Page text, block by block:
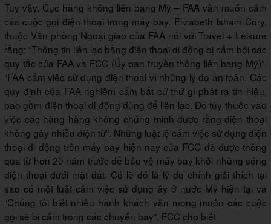
Tuy vậy, Cục hàng không liên bang Mỹ – FAA vẫn muốn cấm
các cuộc gọi điện thoại trong máy bay. Elizabeth Isham Cory,
thuộc Văn phòng Ngoại giao của FAA nói với Travel + Leisure
rằng: “Thông tin liên lạc bằng điện thoại di động bị cấm bởi các
quy tắc của FAA và FCC (Ủy ban truyền thông liên bang Mỹ)”.
“FAA cấm việc sử dụng điện thoại vì những lý do an toàn. Các
quy định của FAA nghiêm cấm bất cứ thứ gì phát ra tín hiệu,
bao gồm điện thoại di động dùng để liên lạc. Đó tùy thuộc vào
việc các hãng hàng không chứng minh được rằng điện thoại
không gây nhiễu điện từ”. Những luật lệ cấm việc sử dụng điện
thoại di động trên máy bay hiện nay của FCC đã được thông
qua từ hơn 20 năm trước để bảo vệ máy bay khỏi những sóng
điện thoại dưới mặt đất. Có lẽ đó là lý do chính giải thích tại
sao có một luật cấm việc sử dụng ấy ở nước Mỹ hiện tại và
“Chúng tôi biết nhiều hành khách vẫn mong muốn các cuộc
gọi sẽ bị cấm trong các chuyến bay”, FCC cho biết.